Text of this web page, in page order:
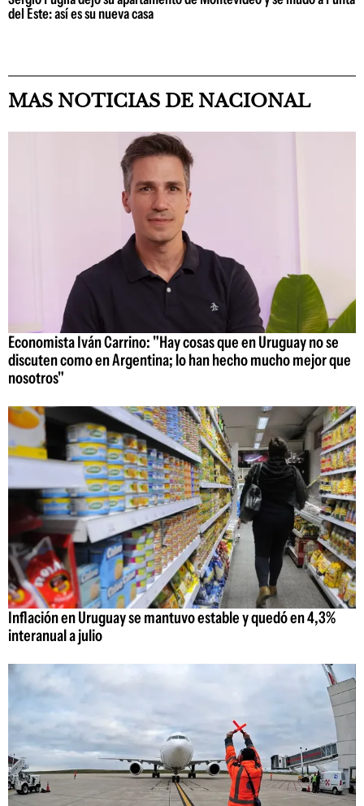
del Este: así es su nueva casa
MAS NOTICIAS DE NACIONAL
Economista Iván Carrino: "Hay cosas que en Uruguay no se
discuten como en Argentina; lo han hecho mucho mejor que
nosotros"
Inflación en Uruguay se mantuvo estable y quedó en 4,3%
interanual a julio